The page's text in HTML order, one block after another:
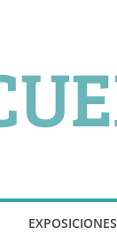
EXPOSICIONES